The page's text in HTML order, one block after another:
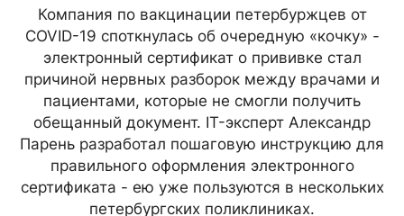
Компания по вакцинации петербуржцев от
COVID-19 споткнулась об очередную «кочку» -
электронный сертификат о прививке стал
причиной нервных разборок между врачами и
пациентами, которые не смогли получить
обещанный документ. IT-эксперт Александр
Парень разработал пошаговую инструкцию для
правильного оформления электронного
сертификата - ею уже пользуются в нескольких
петербургских поликлиниках.